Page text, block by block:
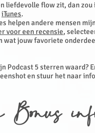
liefdevolle flow zit, dan
iTunes.
helpen andere mensen
voor een recensie,
wat jouw favoriete
Podcast 5 sterren waard?
en stuur het naar
Bonus